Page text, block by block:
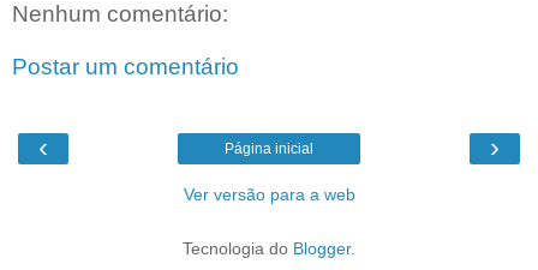
Nenhum comentário:
Postar um comentário
‹ ›
Página inicial
Ver versão para a web
Tecnologia do Blogger.